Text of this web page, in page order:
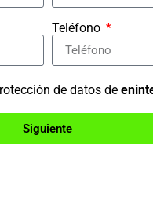
Teléfono
de datos de
Siguiente